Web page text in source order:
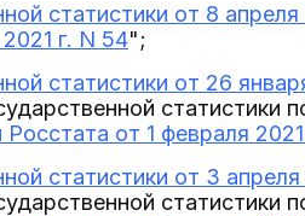
статистики от 8 апреля
г. N 54";
статистики от 26
статистики
Росстата от 1 февраля
статистики от 3
статистики